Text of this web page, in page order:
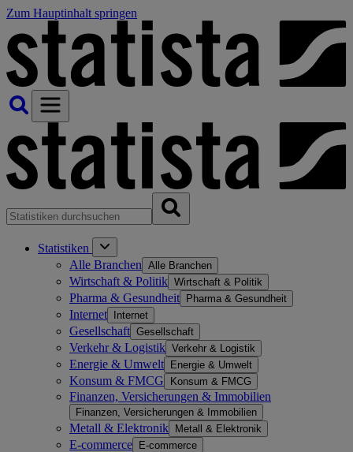
Zum Hauptinhalt springen
Statistiken
Alle Branchen Alle Branchen
Wirtschaft & Politik Wirtschaft & Politik
Pharma & Gesundheit Pharma & Gesundheit
Internet Internet
Gesellschaft Gesellschaft
Verkehr & Logistik Verkehr & Logistik
Energie & Umwelt Energie & Umwelt
Konsum & FMCG Konsum & FMCG
Finanzen, Versicherungen & Immobilien
Finanzen, Versicherungen & Immobilien
Metall & Elektronik Metall & Elektronik
E-commerce E-commerce